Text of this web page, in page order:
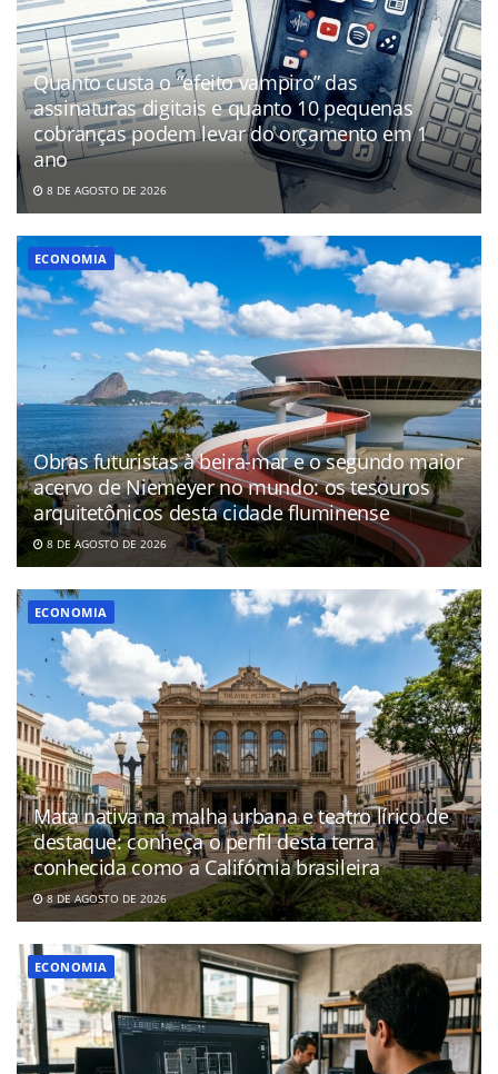
Quanto custa o “efeito vampiro” das
assinaturas digitais e quanto 10 pequenas
cobranças podem levar do orçamento em 1
ano
8 DE AGOSTO DE 2026
ECONOMIA
Obras futuristas à beira-mar e o segundo maior
acervo de Niemeyer no mundo: os tesouros
arquitetônicos desta cidade fluminense
8 DE AGOSTO DE 2026
ECONOMIA
Mata nativa na malha urbana e teatro lírico de
destaque: conheça o perfil desta terra
conhecida como a Califórnia brasileira
8 DE AGOSTO DE 2026
ECONOMIA